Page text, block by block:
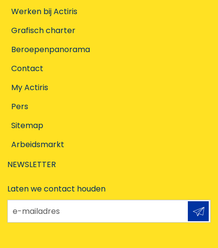
Werken bij Actiris
Grafisch charter
Beroepenpanorama
Contact
My Actiris
Pers
Sitemap
Arbeidsmarkt
NEWSLETTER
Laten we contact houden
e-mailadres